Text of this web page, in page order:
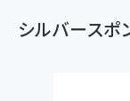
シルバースポ